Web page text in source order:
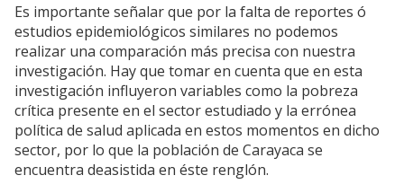
Es importante señalar que por la falta de reportes ó
estudios epidemiológicos similares no podemos
realizar una comparación más precisa con nuestra
investigación. Hay que tomar en cuenta que en esta
investigación influyeron variables como la pobreza
crítica presente en el sector estudiado y la errónea
política de salud aplicada en estos momentos en dicho
sector, por lo que la población de Carayaca se
encuentra deasistida en éste renglón.